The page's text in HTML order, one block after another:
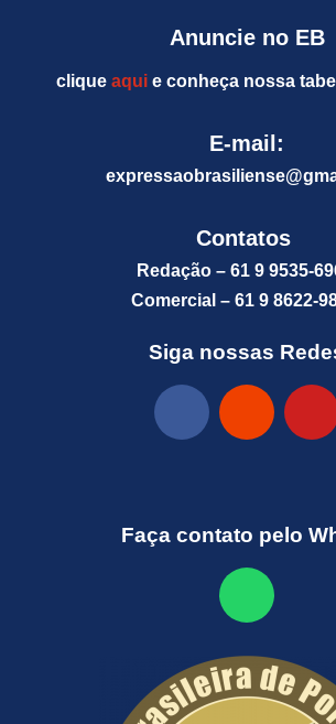
Anuncie no EB
clique aquie conheça nossa
E-mail:
expressaobrasiliense@gm
Contatos
Redação – 61 9 9535-
Comercial – 61 9 8622-
Siga nossas
Faça contato pelo